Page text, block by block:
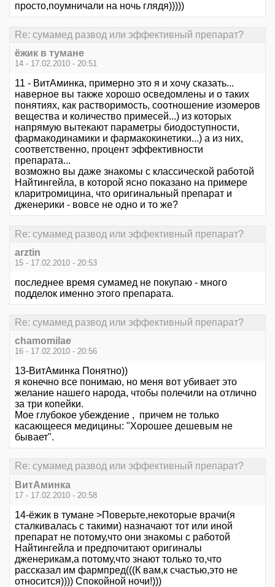
просто,поумничали на ночь глядя)))))
Re: сумамед развод или эффективный препарат?
ёжик в тумане
14 - 17.02.2010 - 20:51
11 - ВитАминка, примерно это я и хочу сказать...
наверное вы также хорошо осведомлены и о таких
понятиях, как растворимость, соотношение изомеров
вещества и количество примесей...) из которых
напрямую вытекают параметры биодоступности,
фармакодинамики и фармакокинетики...) а из них,
соответственно, процент эффективности
препарата...
возможно вы даже знакомы с классической работой
Найтингейла, в которой ясно показано на примере
кларитромицина, что оригинальный препарат и
дженерики - вовсе не одно и то же?
Re: сумамед развод или эффективный препарат?
arztin
15 - 17.02.2010 - 20:53
последнее время сумамед не покупаю - много
подделок именно этого препарата.
Re: сумамед развод или эффективный препарат?
chamomilae
16 - 17.02.2010 - 20:56
13-ВитАминка Понятно))
я конечно все понимаю, но меня вот убивает это
желание нашего народа, чтобы полечили на отлично
за три копейки.
Мое глубокое убеждение , причем не только
касающееся медицины: "Хорошее дешевым не
бывает".
Re: сумамед развод или эффективный препарат?
ВитАминка
17 - 17.02.2010 - 20:58
14-ёжик в тумане >Поверьте,некоторые врачи(я
сталкивалась с такими) назначают тот или иной
препарат не потому,что они знакомы с работой
Найтингейла и предпочитают оригиналы
дженерикам,а потому,что знают только то,что
рассказал им фармпред(((К вам,к счастью,это не
относится)))) Спокойной ночи!)))